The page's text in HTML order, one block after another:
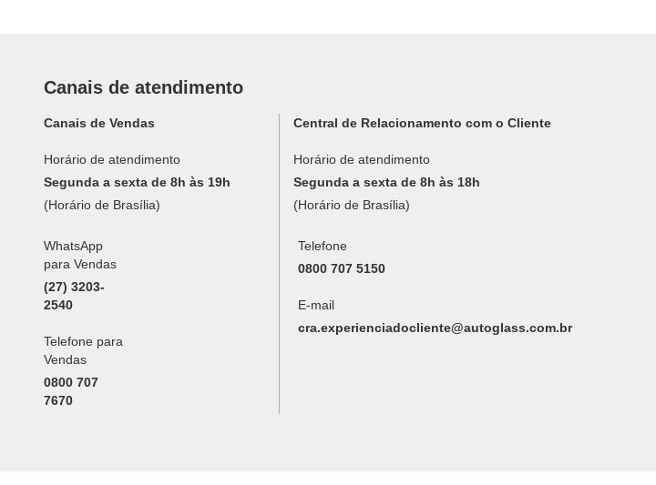
Canais de atendimento
WhatsApp
para Vendas
(27) 3203-
2540
Telefone para
Vendas
0800 707
7670
Telefone
0800 707 5150
E-mail
cra.experienciadocliente@autoglass.com.br
Canais de Vendas
Horário de atendimento
Segunda a sexta de 8h às 19h
(Horário de Brasília)
Central de Relacionamento com o Cliente
Horário de atendimento
Segunda a sexta de 8h às 18h
(Horário de Brasília)